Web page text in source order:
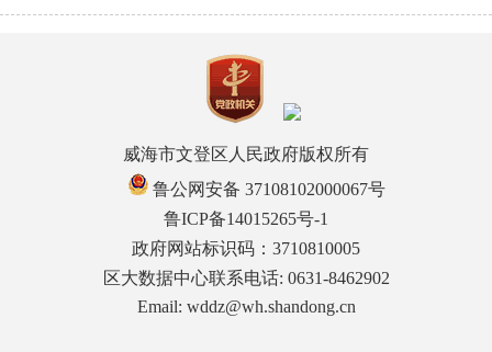
威海市文登区人民政府版权所有
鲁公网安备 37108102000067号
鲁ICP备14015265号-1
政府网站标识码：3710810005
区大数据中心联系电话: 0631-8462902
Email: wddz@wh.shandong.cn